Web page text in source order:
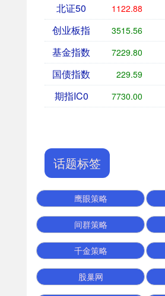
北证50 1122.88
创业板指 3515.56
基金指数 7229.80
国债指数 229.59
期指IC0 7730.00
话题标签
鹰眼策略
间群策略
千金策略
股巢网